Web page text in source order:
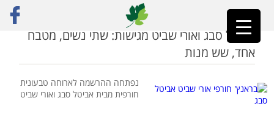
ראשי»תפריט טבעוני
אביטל סבג ואורי שביט מגישות: שתי נשים, מטבח
אחד, שש מנות
נפתחה ההרשמה לארוחה טבעונית
חורפית מבית אביטל סבג ואורי שביט